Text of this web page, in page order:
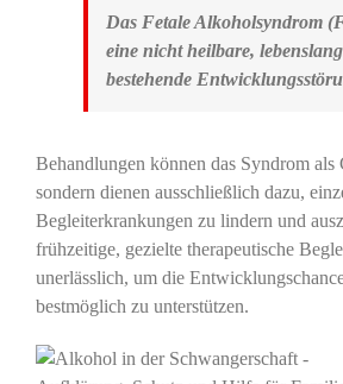
Das Fetale Alkoholsyndrom
eine nicht heilbare, lebenslang
bestehende
Behandlungen können das Syndrom als
sondern dienen ausschließlich dazu,
Begleiterkrankungen zu lindern und
frühzeitige, gezielte therapeutische
unerlässlich, um die
bestmöglich zu unterstützen.